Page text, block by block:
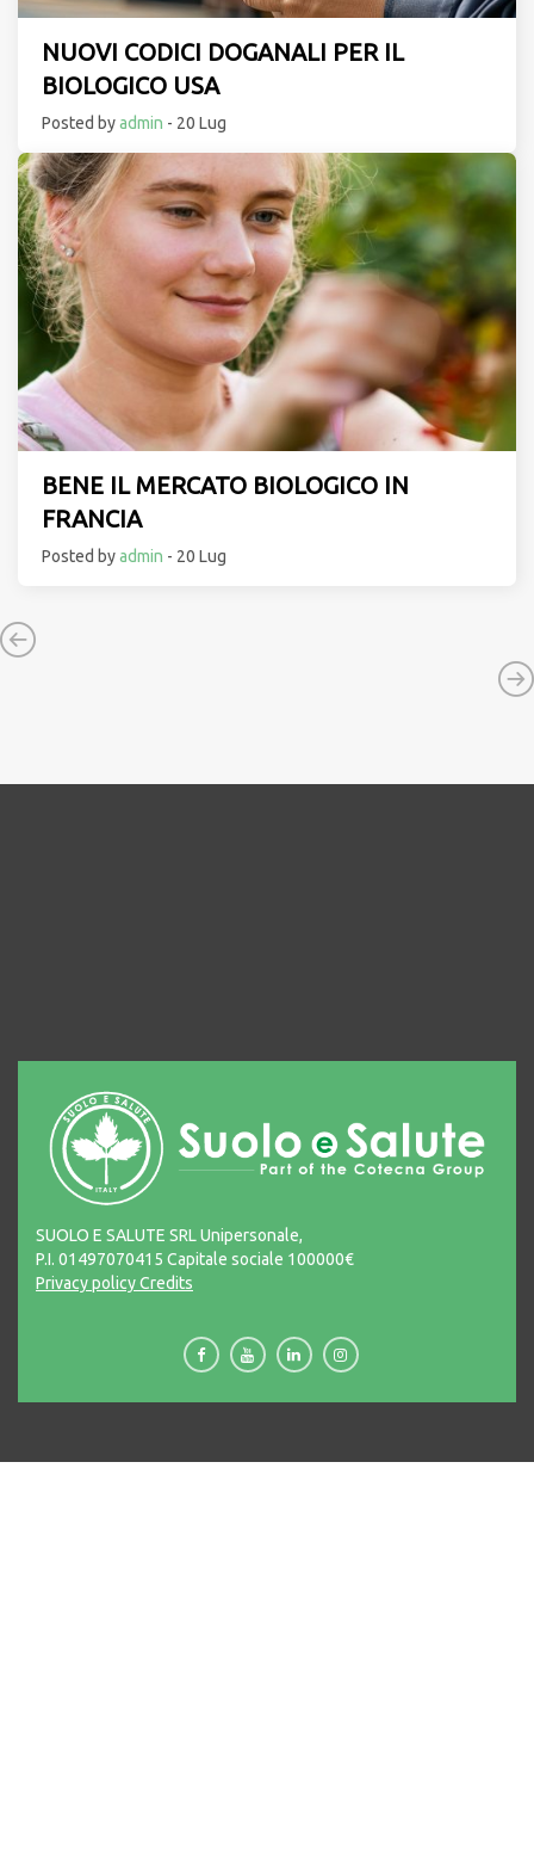
NUOVI CODICI DOGANALI PER IL
BIOLOGICO USA
Posted byadmin - 20 Lug
BENE IL MERCATO BIOLOGICO IN
FRANCIA
Posted byadmin - 20 Lug
SUOLO E SALUTE SRL Unipersonale,
P.I. 01497070415 Capitale sociale 100000€
Privacy policyCredits